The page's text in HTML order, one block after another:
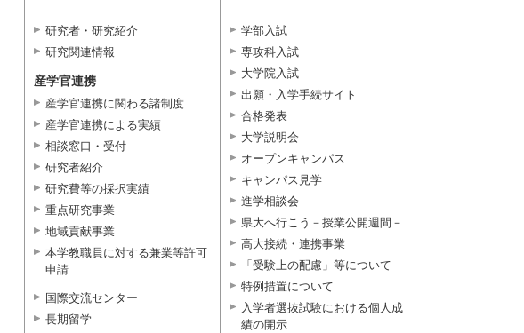
研究者・研究紹介
研究関連情報
産学官連携
産学官連携に関わる諸制度
産学官連携による実績
相談窓口・受付
研究者紹介
研究費等の採択実績
重点研究事業
地域貢献事業
本学教職員に対する兼業等許可
申請
国際交流センター
長期留学
学部入試
専攻科入試
大学院入試
出願・入学手続サイト
合格発表
大学説明会
オープンキャンパス
キャンパス見学
進学相談会
県大へ行こう－授業公開週間－
高大接続・連携事業
「受験上の配慮」等について
特例措置について
入学者選抜試験における個人成
績の開示